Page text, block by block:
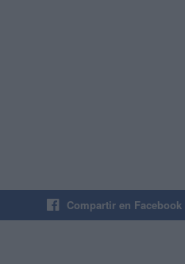
Compartir en Facebook